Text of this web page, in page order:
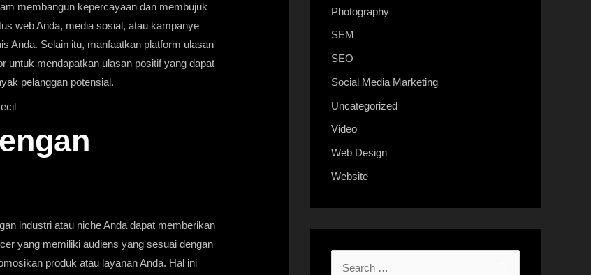
membangun kepercayaan dan membujuk
web Anda, media sosial, atau kampanye
Anda. Selain itu, manfaatkan platform ulasan
untuk mendapatkan ulasan positif yang dapat
pelanggan potensial.
industri atau niche Anda dapat memberikan
yang memiliki audiens yang sesuai dengan
produk atau layanan Anda. Hal ini
Photography
SEM
SEO
Social Media Marketing
Uncategorized
Video
Web Design
Website